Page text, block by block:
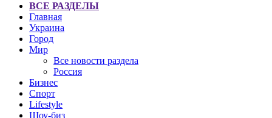
ВСЕ РАЗДЕЛЫ
Главная
Украина
Город
Мир
Все новости раздела
Россия
Бизнес
Спорт
Lifestyle
Шоу-биз